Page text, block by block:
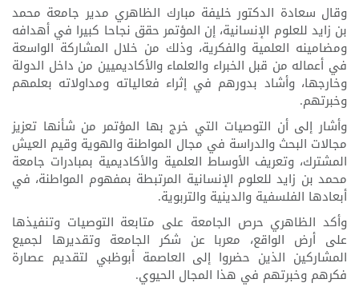
وقال سعادة الدكتور خليفة مبارك الظاهري مدير جامعة محمد
بن زايد للعلوم الإنسانية، إن المؤتمر حقق نجاحا كبيرا في أهدافه
ومضامينه العلمية والفكرية، وذلك من خلال المشاركة الواسعة
في أعماله من قبل الخبراء والعلماء والأكاديميين من داخل الدولة
وخارجها، وأشاد بدورهم في إثراء فعالياته ومداولاته بعلمهم
وخبرتهم.
وأشار إلى أن التوصيات التي خرج بها المؤتمر من شأنها تعزيز
مجالات البحث والدراسة في مجال المواطنة والهوية وقيم العيش
المشترك، وتعريف الأوساط العلمية والأكاديمية بمبادرات جامعة
محمد بن زايد للعلوم الإنسانية المرتبطة بمفهوم المواطنة، في
أبعادها الفلسفية والدينية والتربوية.
وأكد الظاهري حرص الجامعة على متابعة التوصيات وتنفيذها
على أرض الواقع، معربا عن شكر الجامعة وتقديرها لجميع
المشاركين الذين حضروا إلى العاصمة أبوظبي لتقديم عصارة
فكرهم وخبرتهم في هذا المجال الحيوي.